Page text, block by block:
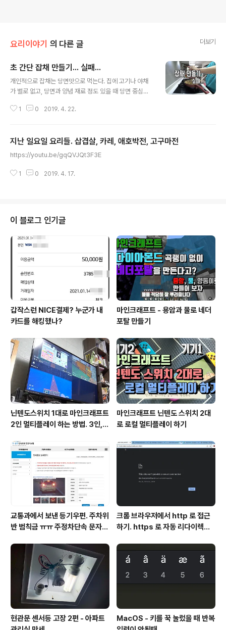
요리이야기 의 다른 글 더보기
초 간단 잡채 만들기... 실패...
개인적으로 잡채는 당면맛으로 먹는다. 집에 고기나 야채
가 별로 없고, 당면과 양념 재료 정도 있을 때 당면 중심의
참고 해 보았다. ‘수미네 반찬’ 김수미표 잡채 레시피…‘양
김수미의 모습이 그려졌다. 이날 소개된 김수미표 잡채를
만들기 위해, 먼저 볼에 양조간장 1큰술, 설탕 2작은술, 다
를 재워둔다. 그 다음 양파 1/2개를 얇게 채 썰고 당근 1/3
1 0 2019. 4. 22.
지난 일요일 요리들. 삽겹살, 카레, 애호박전, 고구마전
https://youtu.be/gqQVJQt3F3E
1 0 2019. 4. 17.
이 블로그 인기글
갑작스런 NICE결제? 누군가 내
카드를 해킹했나?
마인크래프트 - 용암과 물로 네더
포탈 만들기
닌텐도스위치 1대로 마인크래프트
2인 멀티플레이 하는 방법. 3인, 4
마인크래프트 닌텐도 스위치 2대
로 로컬 멀티플레이 하기
교통과에서 보낸 등기우편. 주차위
반 범칙금 ㅠㅠ 주정차단속 문자알
크롬 브라우저에서 http 로 접근
하기. https 로 자동 리다이렉트
현관문 센서등 고장 2편 - 아파트
MacOS - 키를 꾹 눌렀을 때 반복